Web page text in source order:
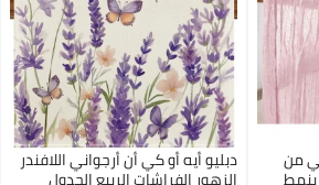
دبليو أيه أو كي أن أرجواني اللافندر
الزهور الفراشات الربيع الجدول